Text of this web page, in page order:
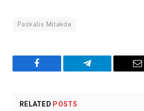
Paskalis Mitakda
Facebook Telegram
RELATED POSTS